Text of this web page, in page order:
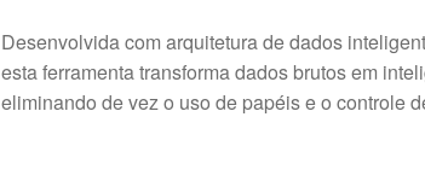
Desenvolvida com arquitetura de dados
esta ferramenta transforma dados brutos em
eliminando de vez o uso de papéis e o controle